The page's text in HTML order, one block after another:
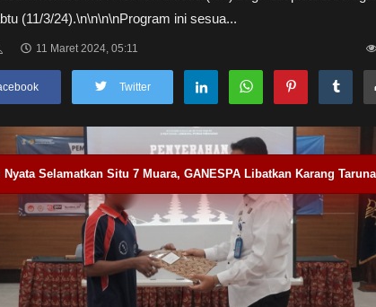
(11/3/24).\n\n\n\nProgram ini sesua...
11 Maret 2024, 05:11
Twitter
Nyata Selamatkan Situ 7 Muara, GANESPA Libatkan Karang